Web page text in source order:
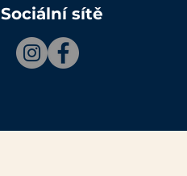
Sociální sítě